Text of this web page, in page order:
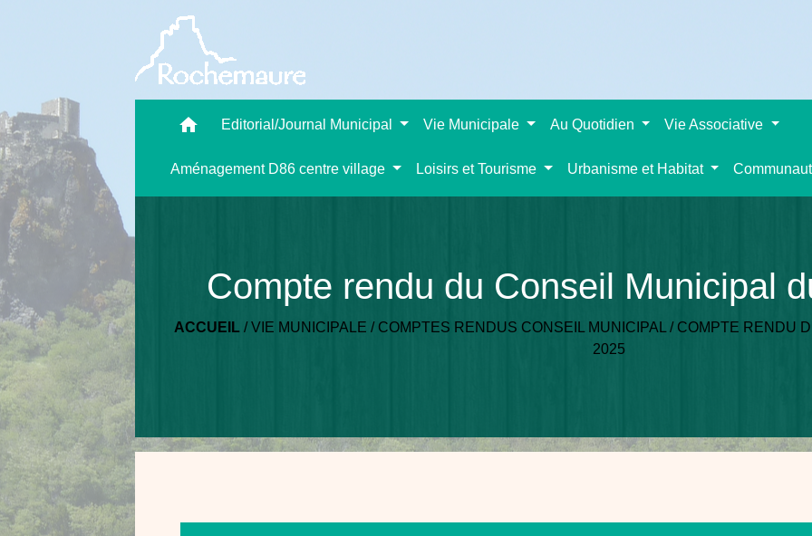
home Editorial/Journal Municipal Vie Municipale Au Quotidien Vie Associative
Aménagement D86 centre village Loisirs et Tourisme Urbanisme et Habitat
Compte rendu du Conseil Municipal
ACCUEIL /VIE MUNICIPALE / COMPTES RENDUS CONSEIL MUNICIPAL / COMPTE RENDU
2025